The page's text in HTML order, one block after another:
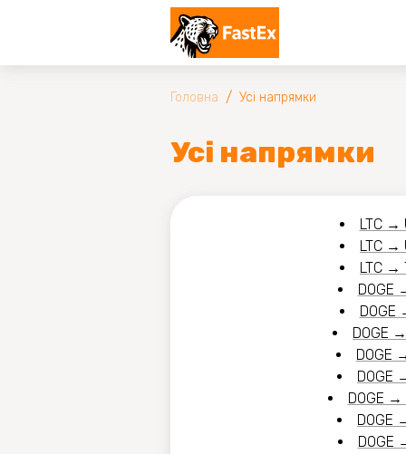
Головна / Усi напрямки
Усi напрямки
LTC→
LTC →
LTC →
DOGE
DOGE
DOGE →
DOGE
DOGE
DOGE →
DOGE
DOGE